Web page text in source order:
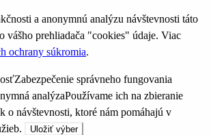
a anonymnú analýzu návštevnosti táto
vášho prehliadača "cookies" údaje. Viac
ochrany súkromia.
Zabezpečenie správneho fungovania
analýzaPoužívame ich na zbieranie
o návštevnosti, ktoré nám pomáhajú v
Uložiť výber